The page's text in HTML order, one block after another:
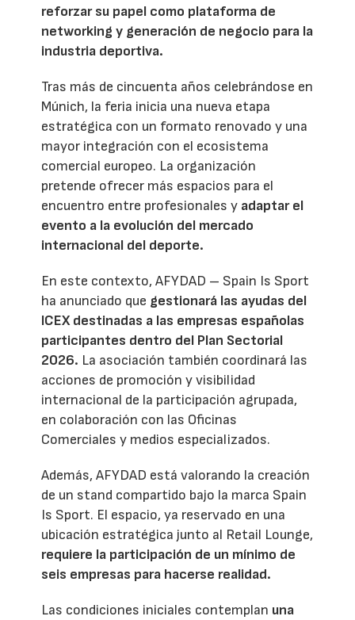
reforzar su papel como plataforma de
networking y generación de negocio para la
industria deportiva.
Tras más de cincuenta años celebrándose en
Múnich, la feria inicia una nueva etapa
estratégica con un formato renovado y una
mayor integración con el ecosistema
comercial europeo. La organización
pretende ofrecer más espacios para el
encuentro entre profesionales y adaptar el
evento a la evolución del mercado
internacional del deporte.
En este contexto, AFYDAD – Spain Is Sport
ha anunciado que gestionará las ayudas del
ICEX destinadas a las empresas españolas
participantes dentro del Plan Sectorial
2026. La asociación también coordinará las
acciones de promoción y visibilidad
internacional de la participación agrupada,
en colaboración con las Oficinas
Comerciales y medios especializados.
Además, AFYDAD está valorando la creación
de un stand compartido bajo la marca Spain
Is Sport. El espacio, ya reservado en una
ubicación estratégica junto al Retail Lounge,
requiere la participación de un mínimo de
seis empresas para hacerse realidad.
Las condiciones iniciales contemplan una